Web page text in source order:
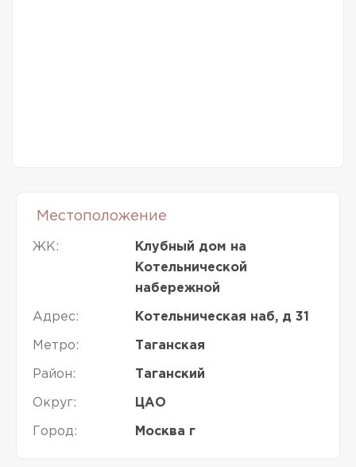
Местоположение
ЖК:
Клубный дом на
Котельнической
набережной
Адрес: Котельническая наб, д 31
Метро: Таганская
Район: Таганский
Округ: ЦАО
Город: Москва г